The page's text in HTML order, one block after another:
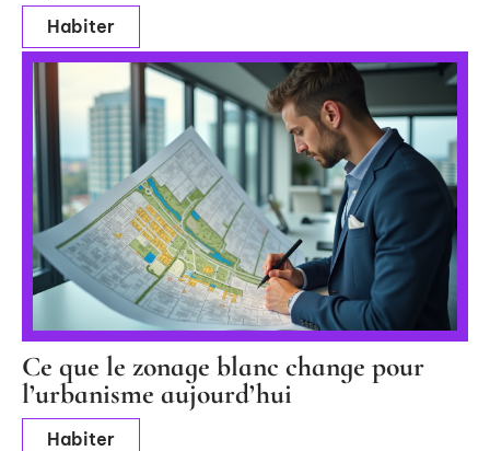
Habiter
Ce que le zonage blanc change pour
l’urbanisme aujourd’hui
Habiter